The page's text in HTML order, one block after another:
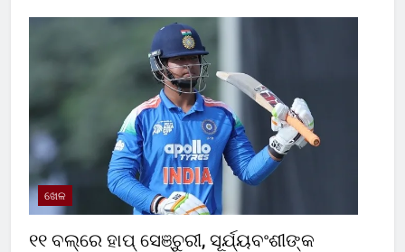
ଖେଳ
୧୧ ବଲ୍‌ରେ ହାପ୍ ସେଞ୍ଚୁରୀ, ସୂର୍ଯ୍ୟବଂଶୀଙ୍କ